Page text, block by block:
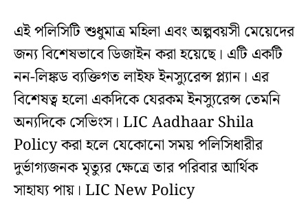
এই পলিসিটি শুধুমাত্র মহিলা এবং অল্পবয়সী মেয়েদের
জন্য বিশেষভাবে ডিজাইন করা হয়েছে। এটি একটি
নন-লিঙ্কড ব্যক্তিগত লাইফ ইনস‍্যুরেন্স প্ল্যান। এর
বিশেষত্ব হলো একদিকে যেরকম ইনস‍্যুরেন্স তেমনি
অন্যদিকে সেভিংস। LIC Aadhaar Shila
Policy করা হলে যেকোনো সময় পলিসিধারীর
দুর্ভাগ্যজনক মৃত্যুর ক্ষেত্রে তার পরিবার আর্থিক
সাহায্য পায়। LIC New Policy